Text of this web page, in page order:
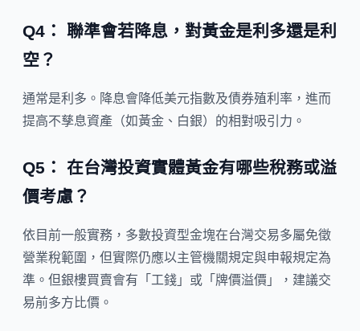
Q4： 聯準會若降息，對黃金是利多還是利
空？
通常是利多。降息會降低美元指數及債券殖利率，進而
提高不孳息資產（如黃金、白銀）的相對吸引力。
Q5： 在台灣投資實體黃金有哪些稅務或溢
價考慮？
依目前一般實務，多數投資型金塊在台灣交易多屬免徵
營業稅範圍，但實際仍應以主管機關規定與申報規定為
準。但銀樓買賣會有「工錢」或「牌價溢價」，建議交
易前多方比價。